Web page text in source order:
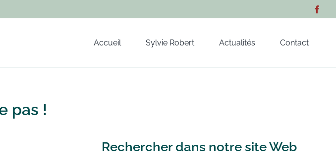
Accueil Sylvie Robert Actualités Contact
pas !
Rechercher dans notre site Web